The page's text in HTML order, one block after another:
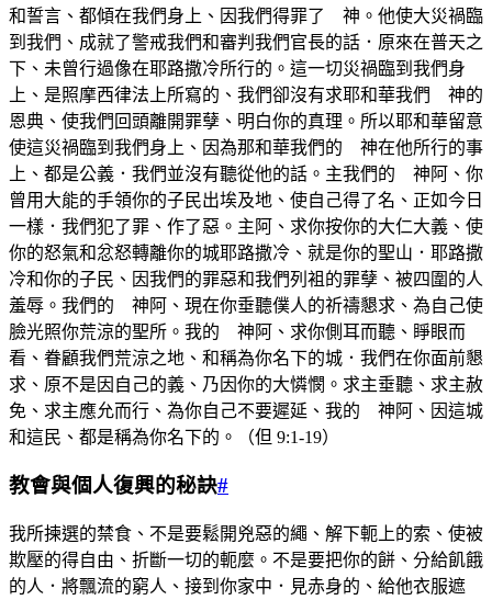
和誓言、都傾在我們身上、因我們得罪了 神。他使大災禍臨
到我們、成就了警戒我們和審判我們官長的話．原來在普天之
下、未曾行過像在耶路撒冷所行的。這一切災禍臨到我們身
上、是照摩西律法上所寫的、我們卻沒有求耶和華我們 神的
恩典、使我們回頭離開罪孽、明白你的真理。所以耶和華留意
使這災禍臨到我們身上、因為那和華我們的 神在他所行的事
上、都是公義．我們並沒有聽從他的話。主我們的 神阿、你
曾用大能的手領你的子民出埃及地、使自己得了名、正如今日
一樣．我們犯了罪、作了惡。主阿、求你按你的大仁大義、使
你的怒氣和忿怒轉離你的城耶路撒冷、就是你的聖山．耶路撒
冷和你的子民、因我們的罪惡和我們列袓的罪孽、被四圍的人
羞辱。我們的 神阿、現在你垂聽僕人的祈禱懇求、為自己使
臉光照你荒涼的聖所。我的 神阿、求你側耳而聽、睜眼而
看、眷顧我們荒涼之地、和稱為你名下的城．我們在你面前懇
求、原不是因自己的義、乃因你的大憐憫。求主垂聽、求主赦
免、求主應允而行、為你自己不要遲延、我的 神阿、因這城
和這民、都是稱為你名下的。（但 9:1-19）
教會與個人復興的秘訣#
我所揀選的禁食、不是要鬆開兇惡的繩、解下軛上的索、使被
欺壓的得自由、折斷一切的軛麼。不是要把你的餅、分給飢餓
的人．將飄流的窮人、接到你家中．見赤身的、給他衣服遮